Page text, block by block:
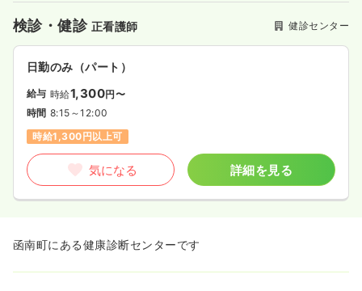
検診・健診 正看護師 健診センター
日勤のみ（パート）
給与 時給1,300円〜
時間 8:15～12:00
時給1,300円以上可
気になる 詳細を見る
函南町にある健康診断センターです